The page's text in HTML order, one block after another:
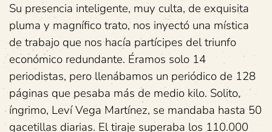
Su presencia inteligente, muy culta, de exquisita
pluma y magnífico trato, nos inyectó una mística
de trabajo que nos hacía partícipes del triunfo
económico redundante. Éramos solo 14
periodistas, pero llenábamos un periódico de 128
páginas que pesaba más de medio kilo. Solito,
íngrimo, Leví Vega Martínez, se mandaba hasta 50
gacetillas diarias. El tiraje superaba los 110.000